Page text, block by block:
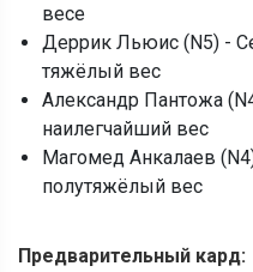
весе
Деррик Льюис (N5) -
тяжёлый вес
Александр Пантожа
наилегчайший вес
Магомед Анкалаев
полутяжёлый вес
Предварительный кард: